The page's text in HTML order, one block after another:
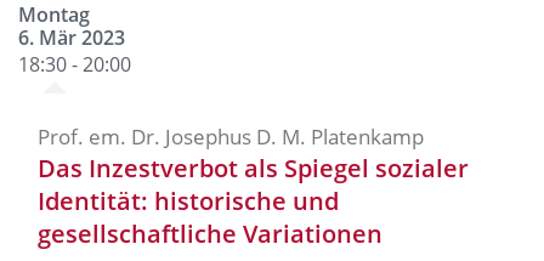
Montag
6. Mär 2023
18:30 - 20:00
Prof. em. Dr. Josephus D. M. Platenkamp
Das Inzestverbot als Spiegel sozialer
Identität: historische und
gesellschaftliche Variationen